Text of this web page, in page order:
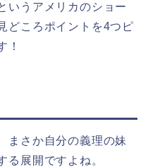
いうアメリカのショー
どころポイントを4つピ
！
まさか自分の義理の妹
る展開ですよね。